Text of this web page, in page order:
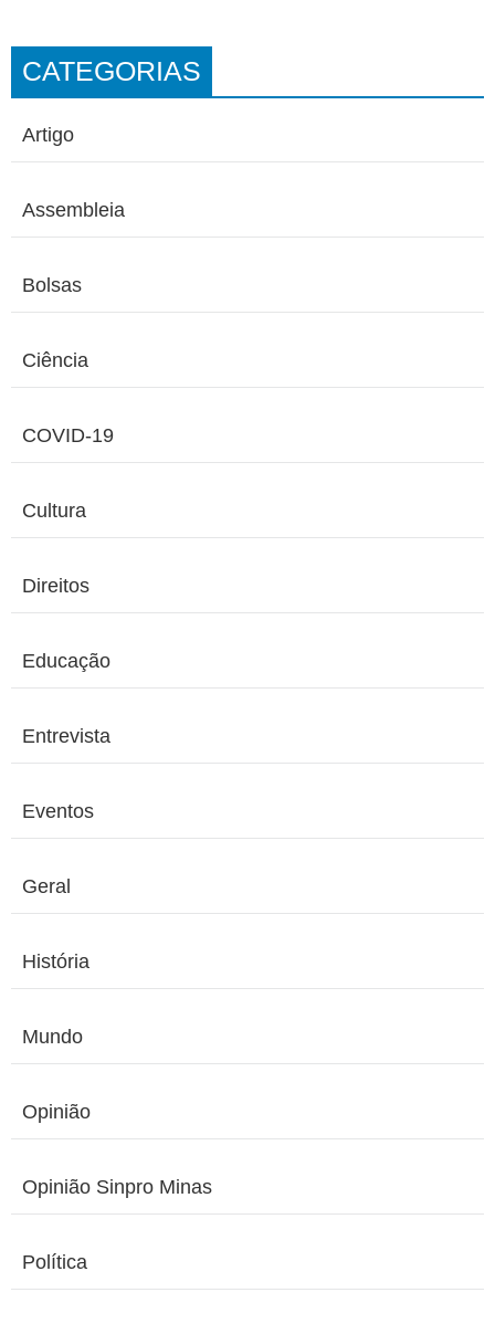
CATEGORIAS
Artigo
Assembleia
Bolsas
Ciência
COVID-19
Cultura
Direitos
Educação
Entrevista
Eventos
Geral
História
Mundo
Opinião
Opinião Sinpro Minas
Política